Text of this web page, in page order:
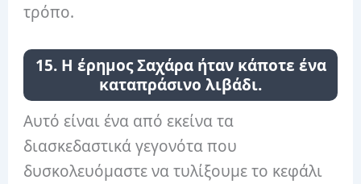
τρόπο.
15. Η έρημος Σαχάρα ήταν κάποτε ένα
καταπράσινο λιβάδι.
Αυτό είναι ένα από εκείνα τα
διασκεδαστικά γεγονότα που
δυσκολευόμαστε να τυλίξουμε το κεφάλι